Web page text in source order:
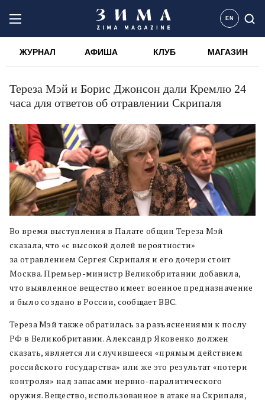
EN
ЖУРНАЛ АФИША КЛУБ МАГАЗИН
Тереза Мэй и Борис Джонсон дали Кремлю 24
часа для ответов об отравлении Скрипаля
Во время выступления в Палате общин Тереза Мэй
сказала, что «с высокой долей вероятности»
за отравлением Сергея Скрипаля и его дочери стоит
Москва. Премьер-министр Великобритании добавила,
что выявленное вещество имеет военное предназначение
и было создано в России, сообщает BBC.
Тереза Мэй также обратилась за разъяснениями к послу
РФ в Великобритании. Александр Яковенко должен
сказать, является ли случившееся «прямым действием
российского государства» или же это результат «потери
контроля» над запасами нервно-паралитического
оружия. Вещество, использованное в атаке на Скрипаля,